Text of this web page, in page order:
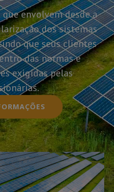
envolvem desde a
dos sistemas
que seus clientes
das normas e
exigidas pelas